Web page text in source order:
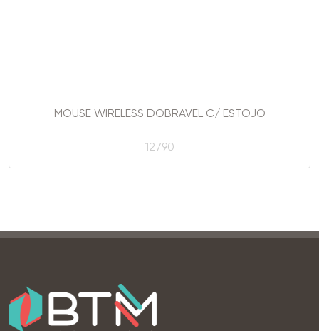
MOUSE WIRELESS DOBRAVEL C/ ESTOJO
12790